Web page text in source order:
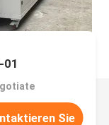
Sie